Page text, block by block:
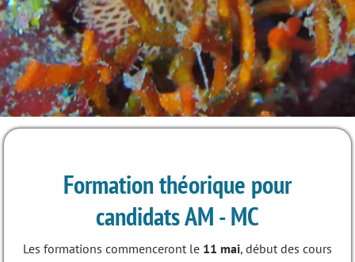
Formation théorique pour
candidats AM - MC
Les formations commenceront le 11 mai, début des cours